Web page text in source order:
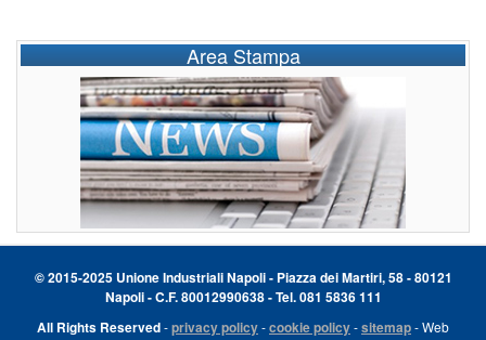
Area Stampa
© 2015-2025 Unione Industriali Napoli - Piazza dei Martiri, 58 - 80121
Napoli - C.F. 80012990638 - Tel. 081 5836 111
All Rights Reserved-privacy policy-cookie policy-sitemap- Web